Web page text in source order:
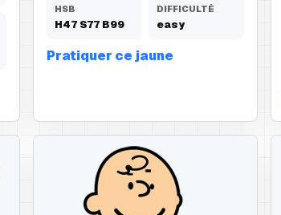
HSB
H47 S77 B99
DIFFICULTÉ
easy
Pratiquer ce jaune